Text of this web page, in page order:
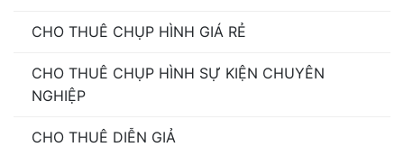
CHO THUÊ CHỤP HÌNH GIÁ RẺ
CHO THUÊ CHỤP HÌNH SỰ KIỆN CHUYÊN
NGHIỆP
CHO THUÊ DIỄN GIẢ